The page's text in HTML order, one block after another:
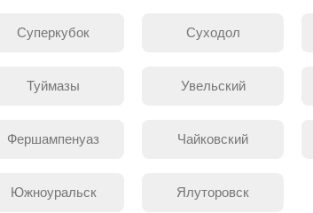
Суперкубок Суходол
Туймазы Увельский
Фершампенуаз Чайковский
Южноуральск Ялуторовск